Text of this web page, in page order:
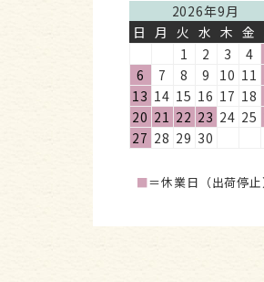
2026年9月
日
月 火 水 木 金
1
2 3 4
6
7 8 9 10 11
13 14 15 16 17 18
20 21 22 23 24 25
27 28 29 30
■＝休業日（出荷停止